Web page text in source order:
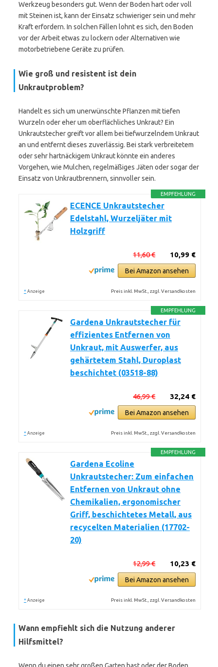
Werkzeug besonders gut. Wenn der Boden hart oder voll
mit Steinen ist, kann der Einsatz schwieriger sein und mehr
Kraft erfordern. In solchen Fällen lohnt es sich, den Boden
vor der Arbeit etwas zu lockern oder Alternativen wie
motorbetriebene Geräte zu prüfen.
Wie groß und resistent ist dein
Unkrautproblem?
Handelt es sich um unerwünschte Pflanzen mit tiefen
Wurzeln oder eher um oberflächliches Unkraut? Ein
Unkrautstecher greift vor allem bei tiefwurzelndem Unkraut
an und entfernt dieses zuverlässig. Bei stark verbreitetem
oder sehr hartnäckigem Unkraut könnte ein anderes
Vorgehen, wie Mulchen, regelmäßiges Jäten oder sogar der
Einsatz von Unkrautbrennern, sinnvoller sein.
EMPFEHLUNG
ECENCE Unkrautstecher
Edelstahl, Wurzeljäter mit
Holzgriff
10,99 €
11,60 €
Bei Amazon ansehen
* Anzeige Preis inkl. MwSt., zzgl. Versandkosten
EMPFEHLUNG
Gardena Unkrautstecher für
effizientes Entfernen von
Unkraut, mit Auswerfer, aus
gehärtetem Stahl, Duroplast
beschichtet (03518-88)
32,24 €
46,99 €
Bei Amazon ansehen
* Anzeige Preis inkl. MwSt., zzgl. Versandkosten
EMPFEHLUNG
Gardena Ecoline
Unkrautstecher: Zum einfachen
Entfernen von Unkraut ohne
Chemikalien, ergonomischer
Griff, beschichtetes Metall, aus
recycelten Materialien (17702-
20)
10,23 €
12,99 €
Bei Amazon ansehen
* Anzeige Preis inkl. MwSt., zzgl. Versandkosten
Wann empfiehlt sich die Nutzung anderer
Hilfsmittel?